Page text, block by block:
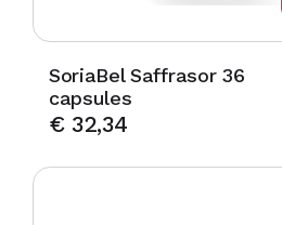
SoriaBel Saffrasor 36
capsules
€32,34